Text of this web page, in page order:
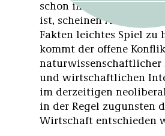
schon in der Sache
ist, scheinen Anhänger
Fakten leichtes Spiel zu
kommt der offene
naturwissenschaftlicher
und wirtschaftlichen
im derzeitigen
in der Regel zugunsten
Wirtschaft entschieden